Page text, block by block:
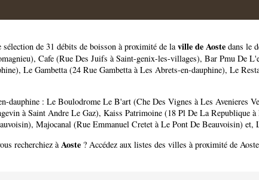
sélection de 31 débits de boisson à proximité de laville de Aoste dans le
, Cafe (Rue Des Juifs à Saint-genix-les-villages), Bar Pmu De
, Le Gambetta (24 Rue Gambetta à Les Abrets-en-dauphine), Le
dauphine : Le Boulodrome Le B'art (Che Des Vignes à Les Avenieres
à Saint Andre Le Gaz), Kaiss Patrimoine (18 Pl De La Republique
, Majocanal (Rue Emmanuel Cretet à Le Pont De Beauvoisin) et,
recherchiez àAoste ? Accédez aux listes des villes à proximité de